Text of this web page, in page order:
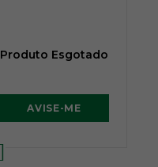
Produto Esgotado
AVISE-ME